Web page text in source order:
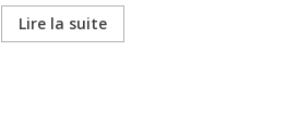
Lire la suite